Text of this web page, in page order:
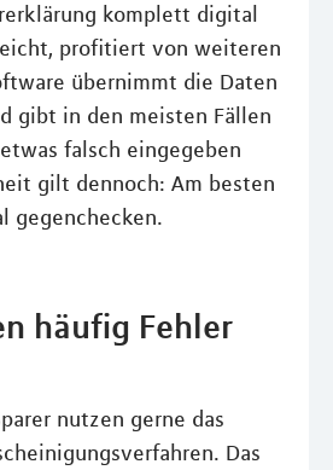
komplett digital
profitiert von weiteren
übernimmt die Daten
gibt in den meisten Fällen
falsch eingegeben
gilt dennoch: Am besten
gegenchecken.
häufig Fehler
nutzen gerne das
Das